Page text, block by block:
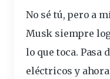
No sé tú, pero a
Musk siempre
lo que toca. Pasa
eléctricos y ahora